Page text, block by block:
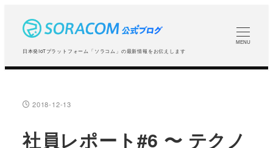
コ
日本発IoTプラットフォーム「ソラコム」の最新情報をお伝えします
MENU
投稿日
2018-12-13
社員レポート#6 〜 テクノ